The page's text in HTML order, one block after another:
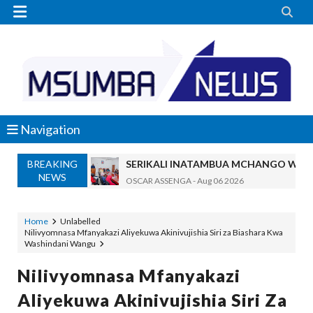
 
Navigation
BREAKING
NEWS
SERIKALI INATAMBUA MCHANGO WA
OSCAR ASSENGA-Aug 06 2026
BRELA YATOA ELIMU YA URASIMISHAJI
Alex Sonna
DC Mtambule Ataka Watu Wafichue
OSCAR ASSENGA Aug 06 2026
Maisha Yangu Yalikuwa Kwenye Giza
Home
Unlabelled
Nilivyomnasa Mfanyakazi Aliyekuwa Akinivujishia Siri za Biashara Kwa
Washindani Wangu
Nilivyomnasa Mfanyakazi
Aliyekuwa Akinivujishia Siri Za